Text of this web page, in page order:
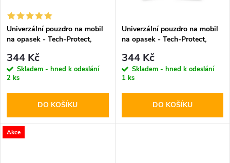
ů
Univerzální pouzdro na mobil
na opasek - Tech-Protect,
344 Kč
Skladem - hned k odeslání
2 ks
DO KOŠÍKU
Univerzální pouzdro na mobil
na opasek - Tech-Protect,
344 Kč
Skladem - hned k odeslání
1 ks
DO KOŠÍKU
Akce